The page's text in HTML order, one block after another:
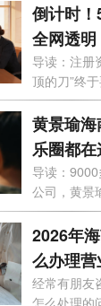
倒计时
全网透
这3条“
导读：注册
顶的刀”终
才...
黄景瑜
乐圈都
用一次说
导读：
公司，黄景
信号...
2026年
么办理
变更业务
经常有朋友